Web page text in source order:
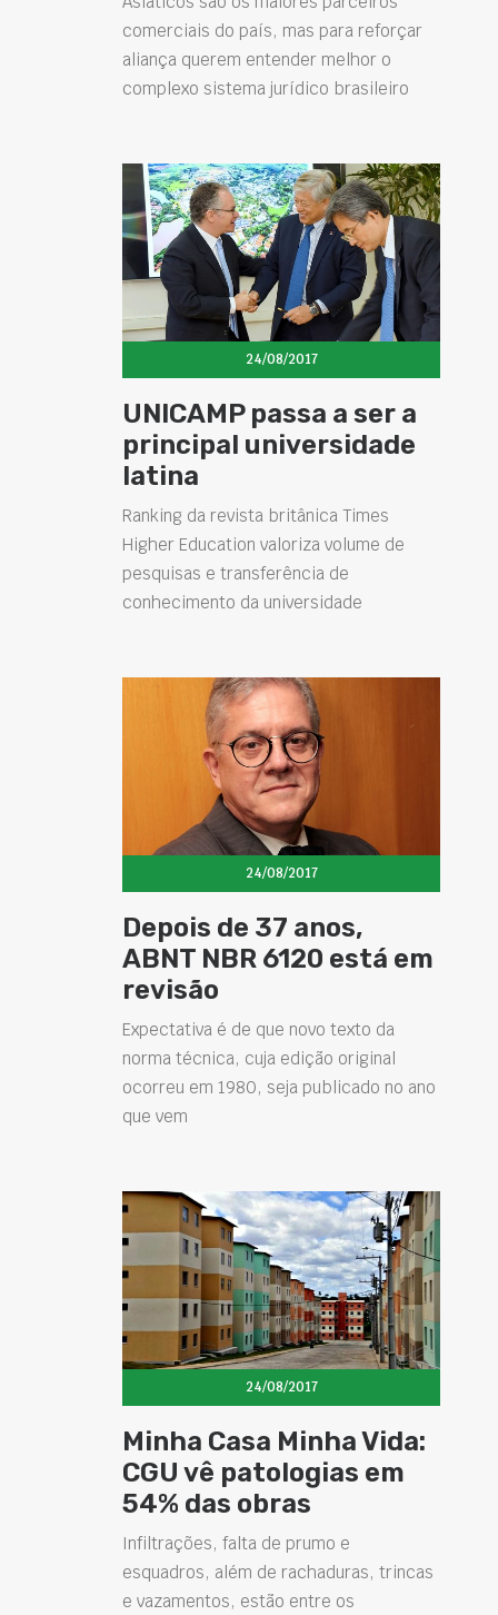
comerciais do país, mas para reforçar
aliança querem entender melhor o
complexo sistema jurídico brasileiro
24/08/2017
UNICAMP passa a ser a
principal universidade
latina
Ranking da revista britânica Times
Higher Education valoriza volume de
pesquisas e transferência de
conhecimento da universidade
24/08/2017
Depois de 37 anos,
ABNT NBR 6120 está em
revisão
Expectativa é de que novo texto da
norma técnica, cuja edição original
ocorreu em 1980, seja publicado no ano
que vem
24/08/2017
Minha Casa Minha Vida:
CGU vê patologias em
54% das obras
Infiltrações, falta de prumo e
esquadros, além de rachaduras, trincas
e vazamentos, estão entre os